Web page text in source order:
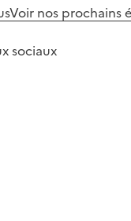
Voir nos prochains
sociaux